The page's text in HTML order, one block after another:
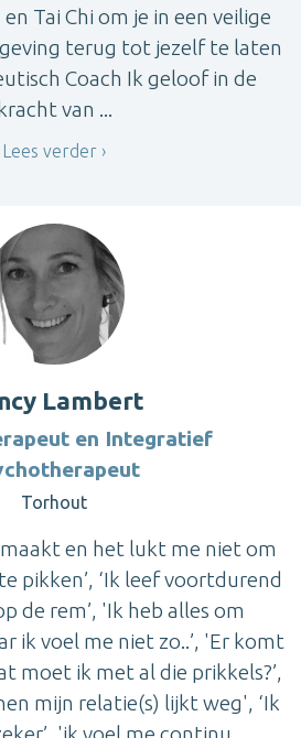
Tai Chi om je in een veilige
terug tot jezelf te laten
Coach Ik geloof in de
kracht van ...
Lees verder
Lambert
en Integratief
Torhout
en het lukt me niet om
pikken’, ‘Ik leef voortdurend
de rem’, 'Ik heb alles om
ik voel me niet zo..’, 'Er komt
moet ik met al die prikkels?’,
mijn relatie(s) lijkt weg', ‘Ik